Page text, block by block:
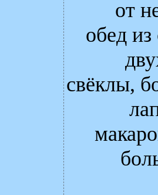
от
обед
свёклы,